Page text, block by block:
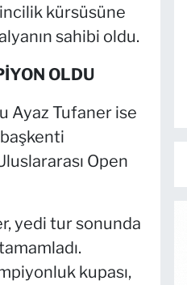
kürsüsüne
sahibi oldu.
OLDU
Ayaz Tufaner ise
Open
yedi tur sonunda
kupası,